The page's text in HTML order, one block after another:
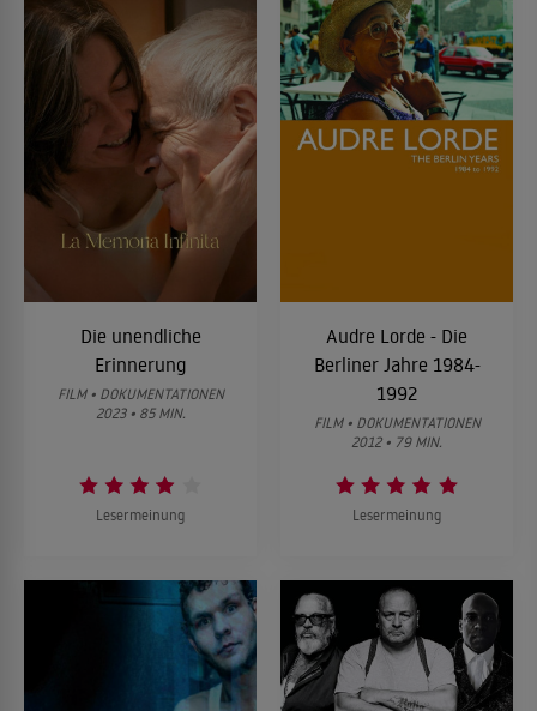
Die unendliche
Erinnerung
FILM • DOKUMENTATIONEN
2023 • 85 MIN.
Lesermeinung
Audre Lorde - Die
Berliner Jahre 1984-
1992
FILM • DOKUMENTATIONEN
2012 • 79 MIN.
Lesermeinung